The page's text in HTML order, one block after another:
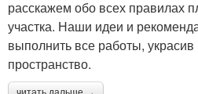
расскажем обо всех правилах
участка. Наши идеи и
выполнить все работы,
пространство.